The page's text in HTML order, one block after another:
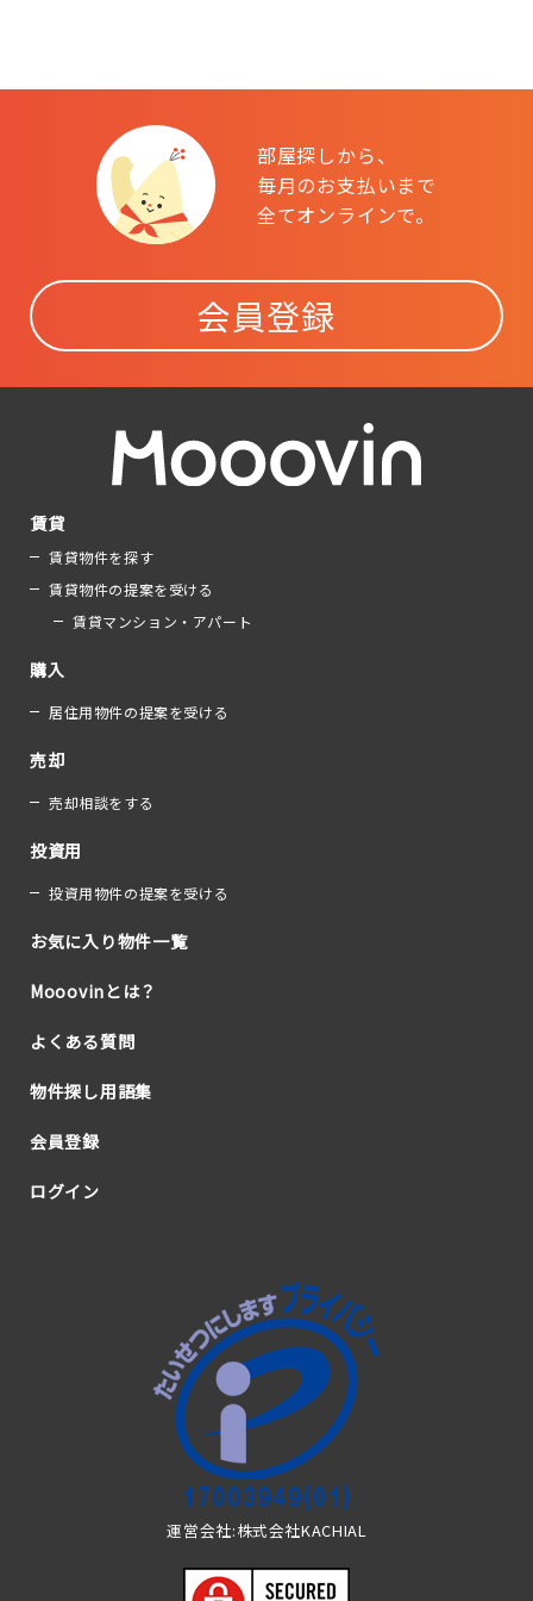
部屋探しから、
毎月のお支払いまで
全てオンラインで。
会員登録
賃貸
賃貸物件を探す
賃貸物件の提案を受ける
賃貸マンション・アパート
購入
居住用物件の提案を受ける
売却
売却相談をする
投資用
投資用物件の提案を受ける
お気に入り物件一覧
Mooovinとは？
よくある質問
物件探し用語集
会員登録
ログイン
運営会社:株式会社KACHIAL